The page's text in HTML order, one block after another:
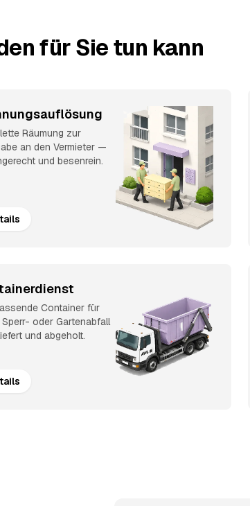
für Sie tun kann
Räumung zur
an den Vermieter —
und besenrein.
Container für
oder Gartenabfall
und abgeholt.